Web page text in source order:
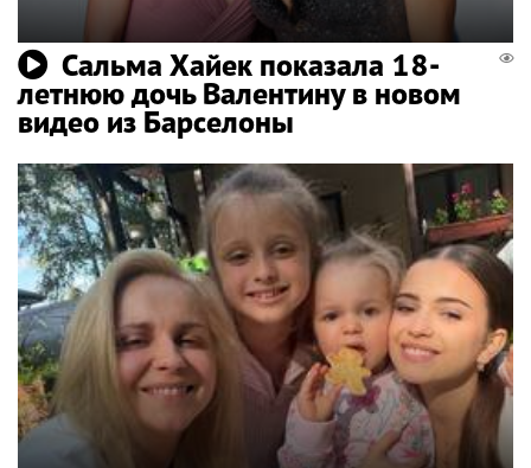
Сальма Хайек показала 18-
летнюю дочь Валентину в новом
видео из Барселоны